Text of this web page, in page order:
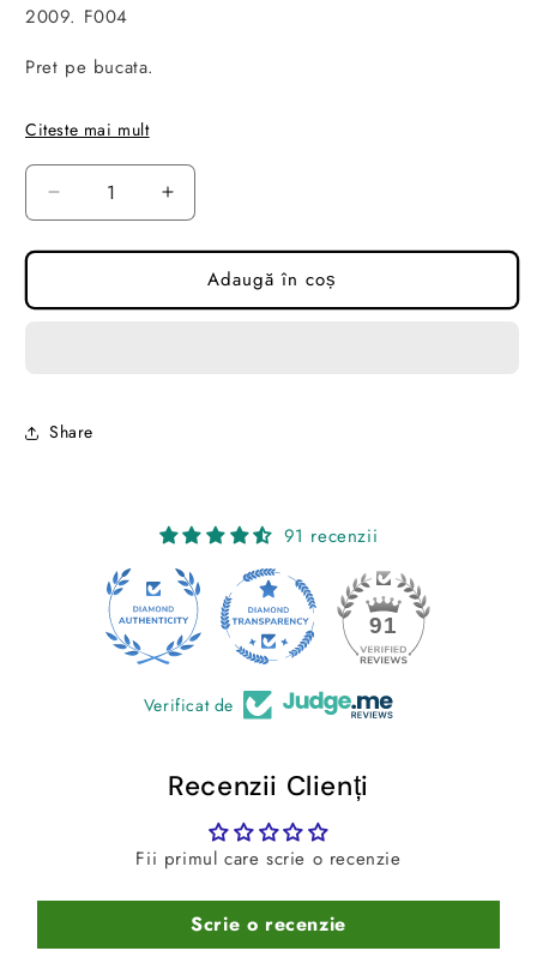
2009. F004
Pret pe bucata.
Citeste mai mult
Reduceți
cantitatea
pentru
pentru
2009
Creșteți
cantitatea
pentru
Suport
pentru
Adaugă în coș
Share
91 recenzii
91
Verificat de
Recenzii Clienți
Fii primul care scrie o recenzie
Scrie o recenzie